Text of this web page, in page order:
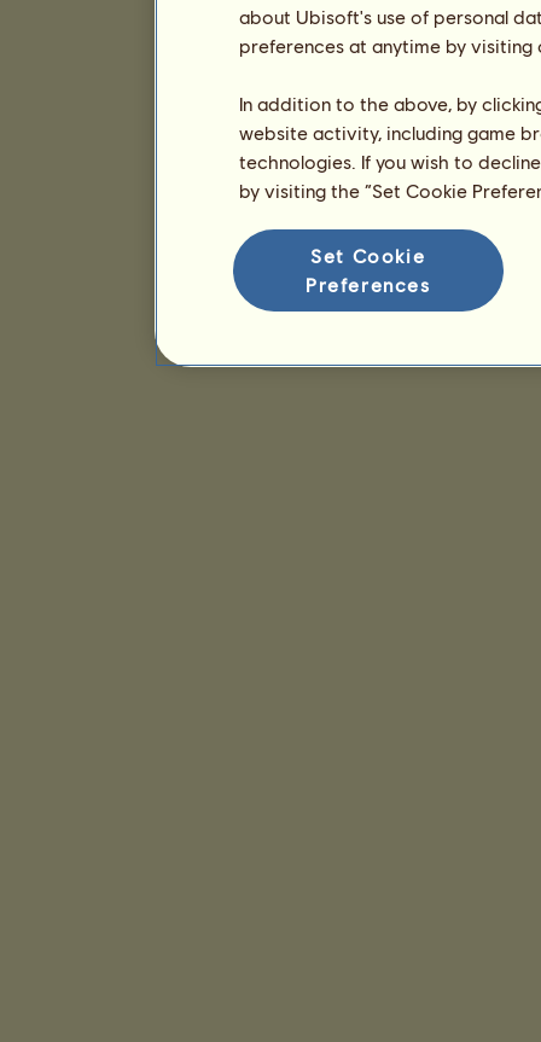
about Ubisoft's use of personal
preferences at anytime by
In addition to the above, by
website activity, including game
technologies. If you wish to
by visiting the “Set Cookie
Set Cookie
Preferences